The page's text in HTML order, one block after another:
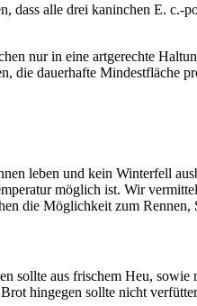
dass alle drei kaninchen E.
nur in eine artgerechte
die dauerhafte Mindestfläche
leben und kein Winterfell
möglich ist. Wir
die Möglichkeit zum
sollte aus frischem Heu,
hingegen sollte nicht